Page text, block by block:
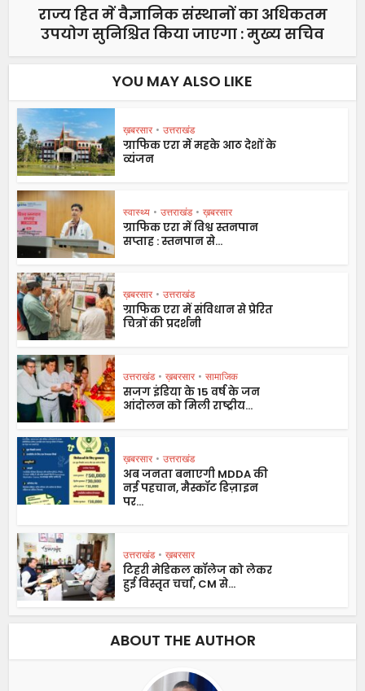
राज्य हित में वैज्ञानिक संस्थानों का अधिकतम
उपयोग सुनिश्चित किया जाएगा : मुख्य सचिव
YOU MAY ALSO LIKE
ख़बरसार • उत्तराखंड
ग्राफिक एरा में महके आठ देशों के
व्यंजन
स्वास्थ्य • उत्तराखंड • ख़बरसार
ग्राफिक एरा में विश्व स्तनपान
सप्ताह : स्तनपान से...
ख़बरसार • उत्तराखंड
ग्राफिक एरा में संविधान से प्रेरित
चित्रों की प्रदर्शनी
उत्तराखंड • ख़बरसार • सामाजिक
सजग इंडिया के 15 वर्ष के जन
आंदोलन को मिली राष्ट्रीय...
ख़बरसार • उत्तराखंड
अब जनता बनाएगी MDDA की
नई पहचान, मैस्कॉट डिज़ाइन
पर...
उत्तराखंड • ख़बरसार
टिहरी मेडिकल कॉलेज को लेकर
हुई विस्तृत चर्चा, CM से...
ABOUT THE AUTHOR